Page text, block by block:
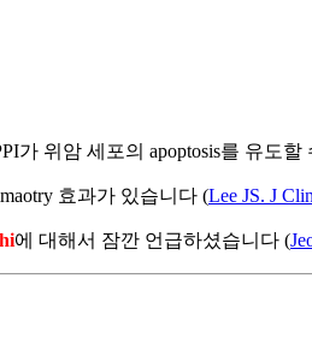
가 위암 세포의 apoptosis를 유도할
효과가 있습니다 (Lee JS. J
에 대해서 잠깐 언급하셨습니다 (